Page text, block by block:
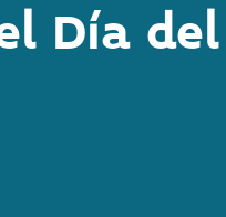
Día del